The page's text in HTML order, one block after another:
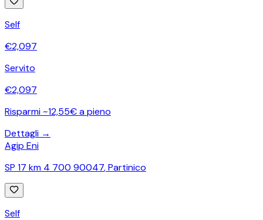
Self
€2,097
Servito
€2,097
Risparmi ~12,55€ a pieno
Dettagli →
Agip Eni
SP 17 km 4 700 90047,Partinico
Self